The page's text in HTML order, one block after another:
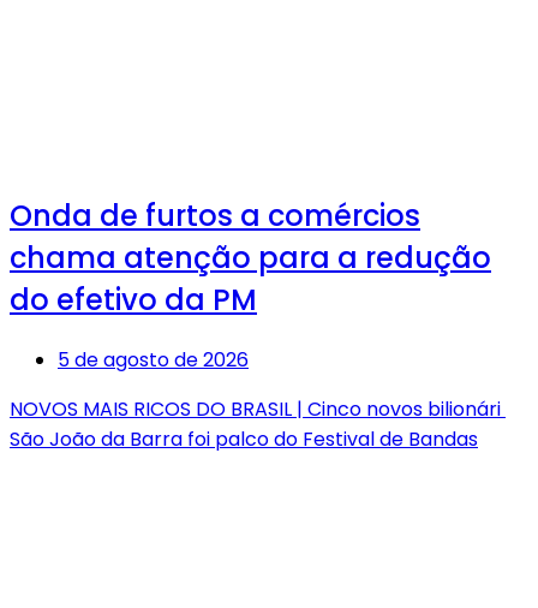
Onda de furtos a comércios
chama atenção para a redução
do efetivo da PM
5 de agosto de 2026
NOVOS MAIS RICOS DO BRASIL | Cinco novos bilionári
São João da Barra foi palco do Festival de Bandas